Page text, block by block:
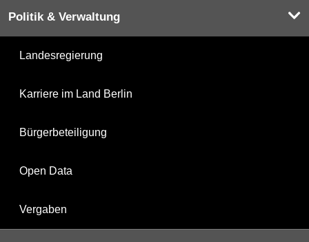
Politik & Verwaltung
Landesregierung
Karriere im Land Berlin
Bürgerbeteiligung
Open Data
Vergaben